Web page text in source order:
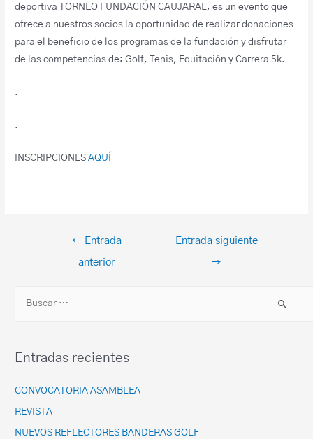
deportiva TORNEO FUNDACIÓN CAUJARAL, es un evento que
ofrece a nuestros socios la oportunidad de realizar donaciones
para el beneficio de los programas de la fundación y disfrutar
de las competencias de: Golf, Tenis, Equitación y Carrera 5k.
.
.
INSCRIPCIONESAQUÍ
← Entrada
anterior
Entrada siguiente
→
Entradas recientes
CONVOCATORIA ASAMBLEA
REVISTA
NUEVOS REFLECTORES BANDERAS GOLF